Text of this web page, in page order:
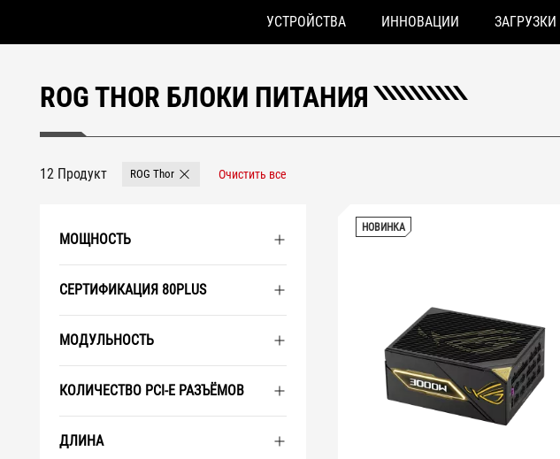
Accessibility links
УСТРОЙСТВА ИННОВАЦИИ ЗАГРУЗКИ
ROG THOR БЛОКИ ПИТАНИЯ
12 Продукт ROG Thor Remove ROG Thor
Очистить все
МОЩНОСТЬ
СЕРТИФИКАЦИЯ 80PLUS
МОДУЛЬНОСТЬ
КОЛИЧЕСТВО PCI-E РАЗЪЁМОВ
ДЛИНА
НОВИНКА